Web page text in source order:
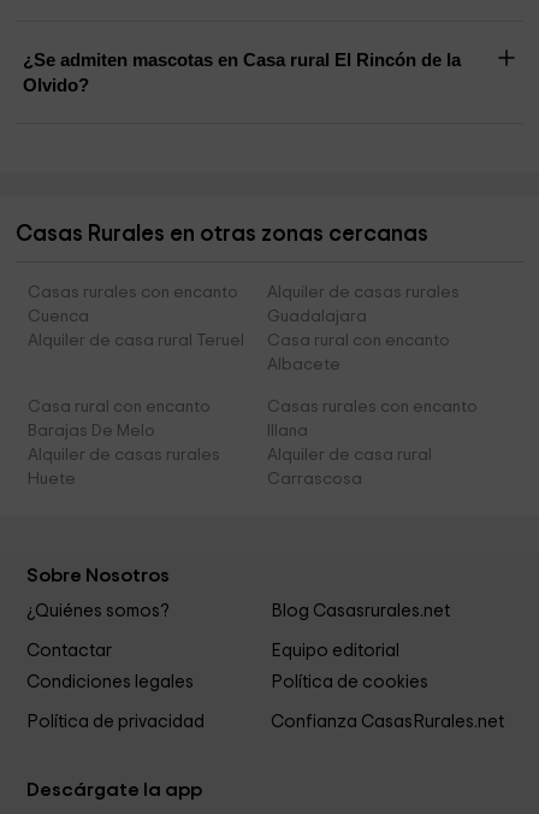
¿Se admiten mascotas en Casa rural El Rincón de la
Olvido?
Casas Rurales en otras zonas cercanas
Casas rurales con encanto
Cuenca
Alquiler de casas rurales
Guadalajara
Alquiler de casa rural Teruel
Casa rural con encanto
Albacete
Casa rural con encanto
Barajas De Melo
Casas rurales con encanto
Illana
Alquiler de casas rurales
Huete
Alquiler de casa rural
Carrascosa
Sobre Nosotros
¿Quiénes somos? Blog Casasrurales.net
Contactar
Equipo editorial
Condiciones legales
Política de cookies
Política de privacidad Confianza CasasRurales.net
Descárgate la app